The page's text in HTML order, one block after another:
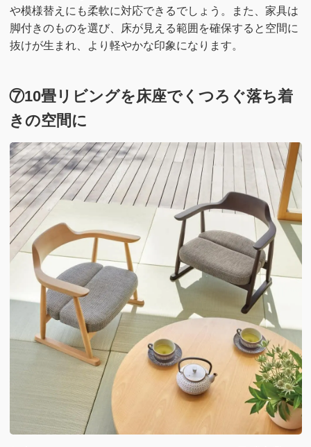
や模様替えにも柔軟に対応できるでしょう。また、家具は
脚付きのものを選び、床が見える範囲を確保すると空間に
抜けが生まれ、より軽やかな印象になります。
⑦10畳リビングを床座でくつろぐ落ち着
きの空間に